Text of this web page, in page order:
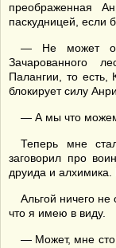
преображенная
паскудницей, если
— Не может
Зачарованного
Палангии, то
блокирует силу
— А мы что
Теперь мне
заговорил про
друида и алхимика.
Альгой ничего не
что я имею в виду.
— Может, мне